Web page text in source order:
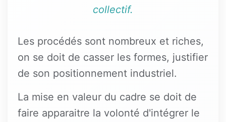
collectif.
Les procédés sont nombreux et riches,
on se doit de casser les formes, justifier
de son positionnement industriel.
La mise en valeur du cadre se doit de
faire apparaitre la volonté d'intégrer le